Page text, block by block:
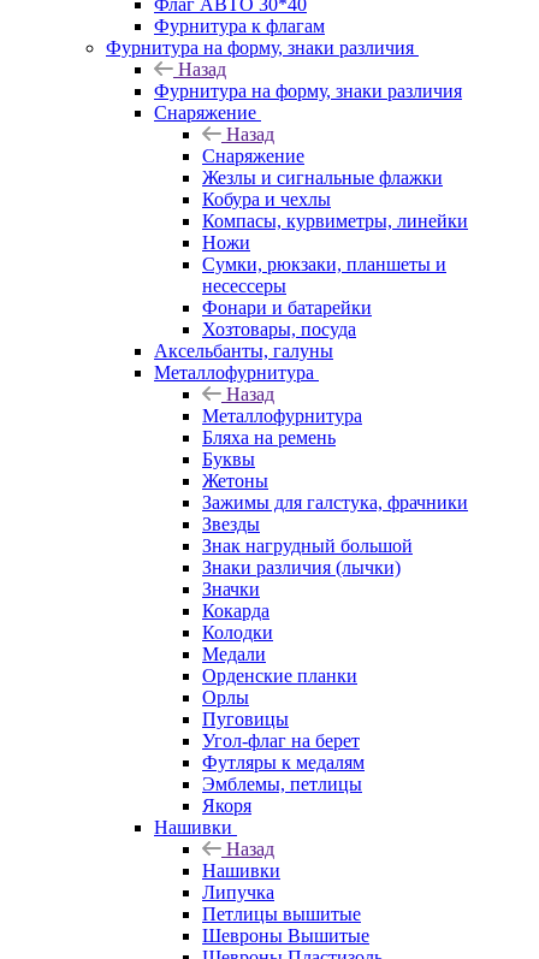
Флаг АВТО 30*40
Фурнитура к флагам
Фурнитура на форму, знаки различия
Назад
Фурнитура на форму, знаки различия
Снаряжение
Назад
Снаряжение
Жезлы и сигнальные флажки
Кобура и чехлы
Компасы, курвиметры, линейки
Ножи
Сумки, рюкзаки, планшеты и
несессеры
Фонари и батарейки
Хозтовары, посуда
Аксельбанты, галуны
Металлофурнитура
Назад
Металлофурнитура
Бляха на ремень
Буквы
Жетоны
Зажимы для галстука, фрачники
Звезды
Знак нагрудный большой
Знаки различия (лычки)
Значки
Кокарда
Колодки
Медали
Орденские планки
Орлы
Пуговицы
Угол-флаг на берет
Футляры к медалям
Эмблемы, петлицы
Якоря
Нашивки
Назад
Нашивки
Липучка
Петлицы вышитые
Шевроны Вышитые